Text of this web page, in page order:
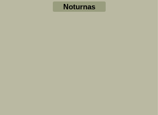
Noturnas